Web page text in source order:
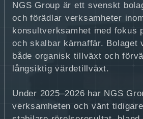
NGS Group är ett svenskt
och förädlar verksamheter
konsultverksamhet med fokus
och skalbar kärnaffär. Bolaget
både organisk tillväxt och
långsiktig värdetillväxt.
Under 2025–2026 har NGS
verksamheten och vänt